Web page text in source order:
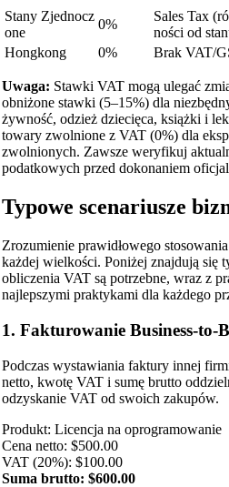
Stany Zjednocz
one
0%
Sales Tax
ności od
Hongkong
0% Brak VAT/
Uwaga: Stawki VAT mogą ulegać
obniżone stawki (5–15%) dla
żywność, odzież dziecięca, książki i
towary zwolnione z VAT (0%) dla
zwolnionych. Zawsze weryfikuj
podatkowych przed dokonaniem
Typowe scenariusze
Zrozumienie prawidłowego
każdej wielkości. Poniżej znajdują się
obliczenia VAT są potrzebne, wraz z
najlepszymi praktykami dla każdego
1. Fakturowanie Business-to-
Podczas wystawiania faktury innej
netto, kwotę VAT i sumę brutto
odzyskanie VAT od swoich zakupów.
Produkt: Licencja na oprogramowanie
Cena netto: $500.00
VAT (20%): $100.00
Suma brutto: $600.00